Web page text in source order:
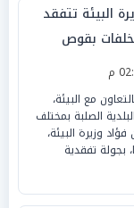
وزيرة البيئة تتفقد
بقوص
مع البيئة،
الصلبة بمختلف
وزيرة البيئة،
بجولة تفقدية